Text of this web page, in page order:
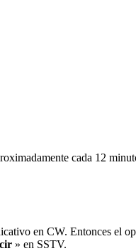
cada 12
en CW. Entonces el
» en SSTV.